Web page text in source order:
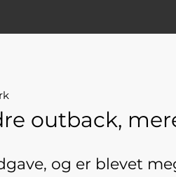
outback,
og er blevet